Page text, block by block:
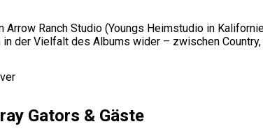
Ranch Studio (Youngs Heimstudio in
der Vielfalt des Albums wider – zwischen
Gators & Gäste